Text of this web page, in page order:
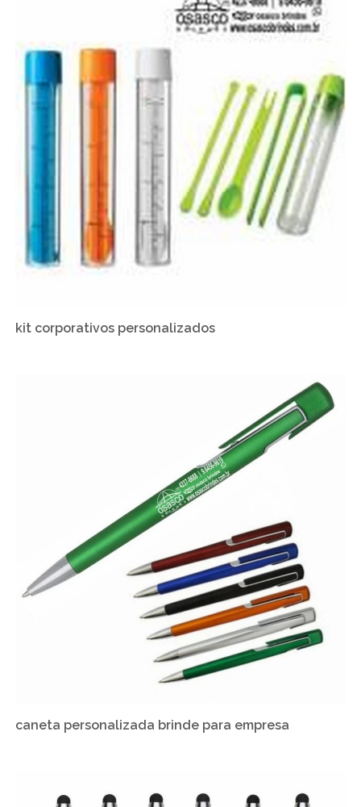
kit corporativos personalizados
caneta personalizada brinde para empresa